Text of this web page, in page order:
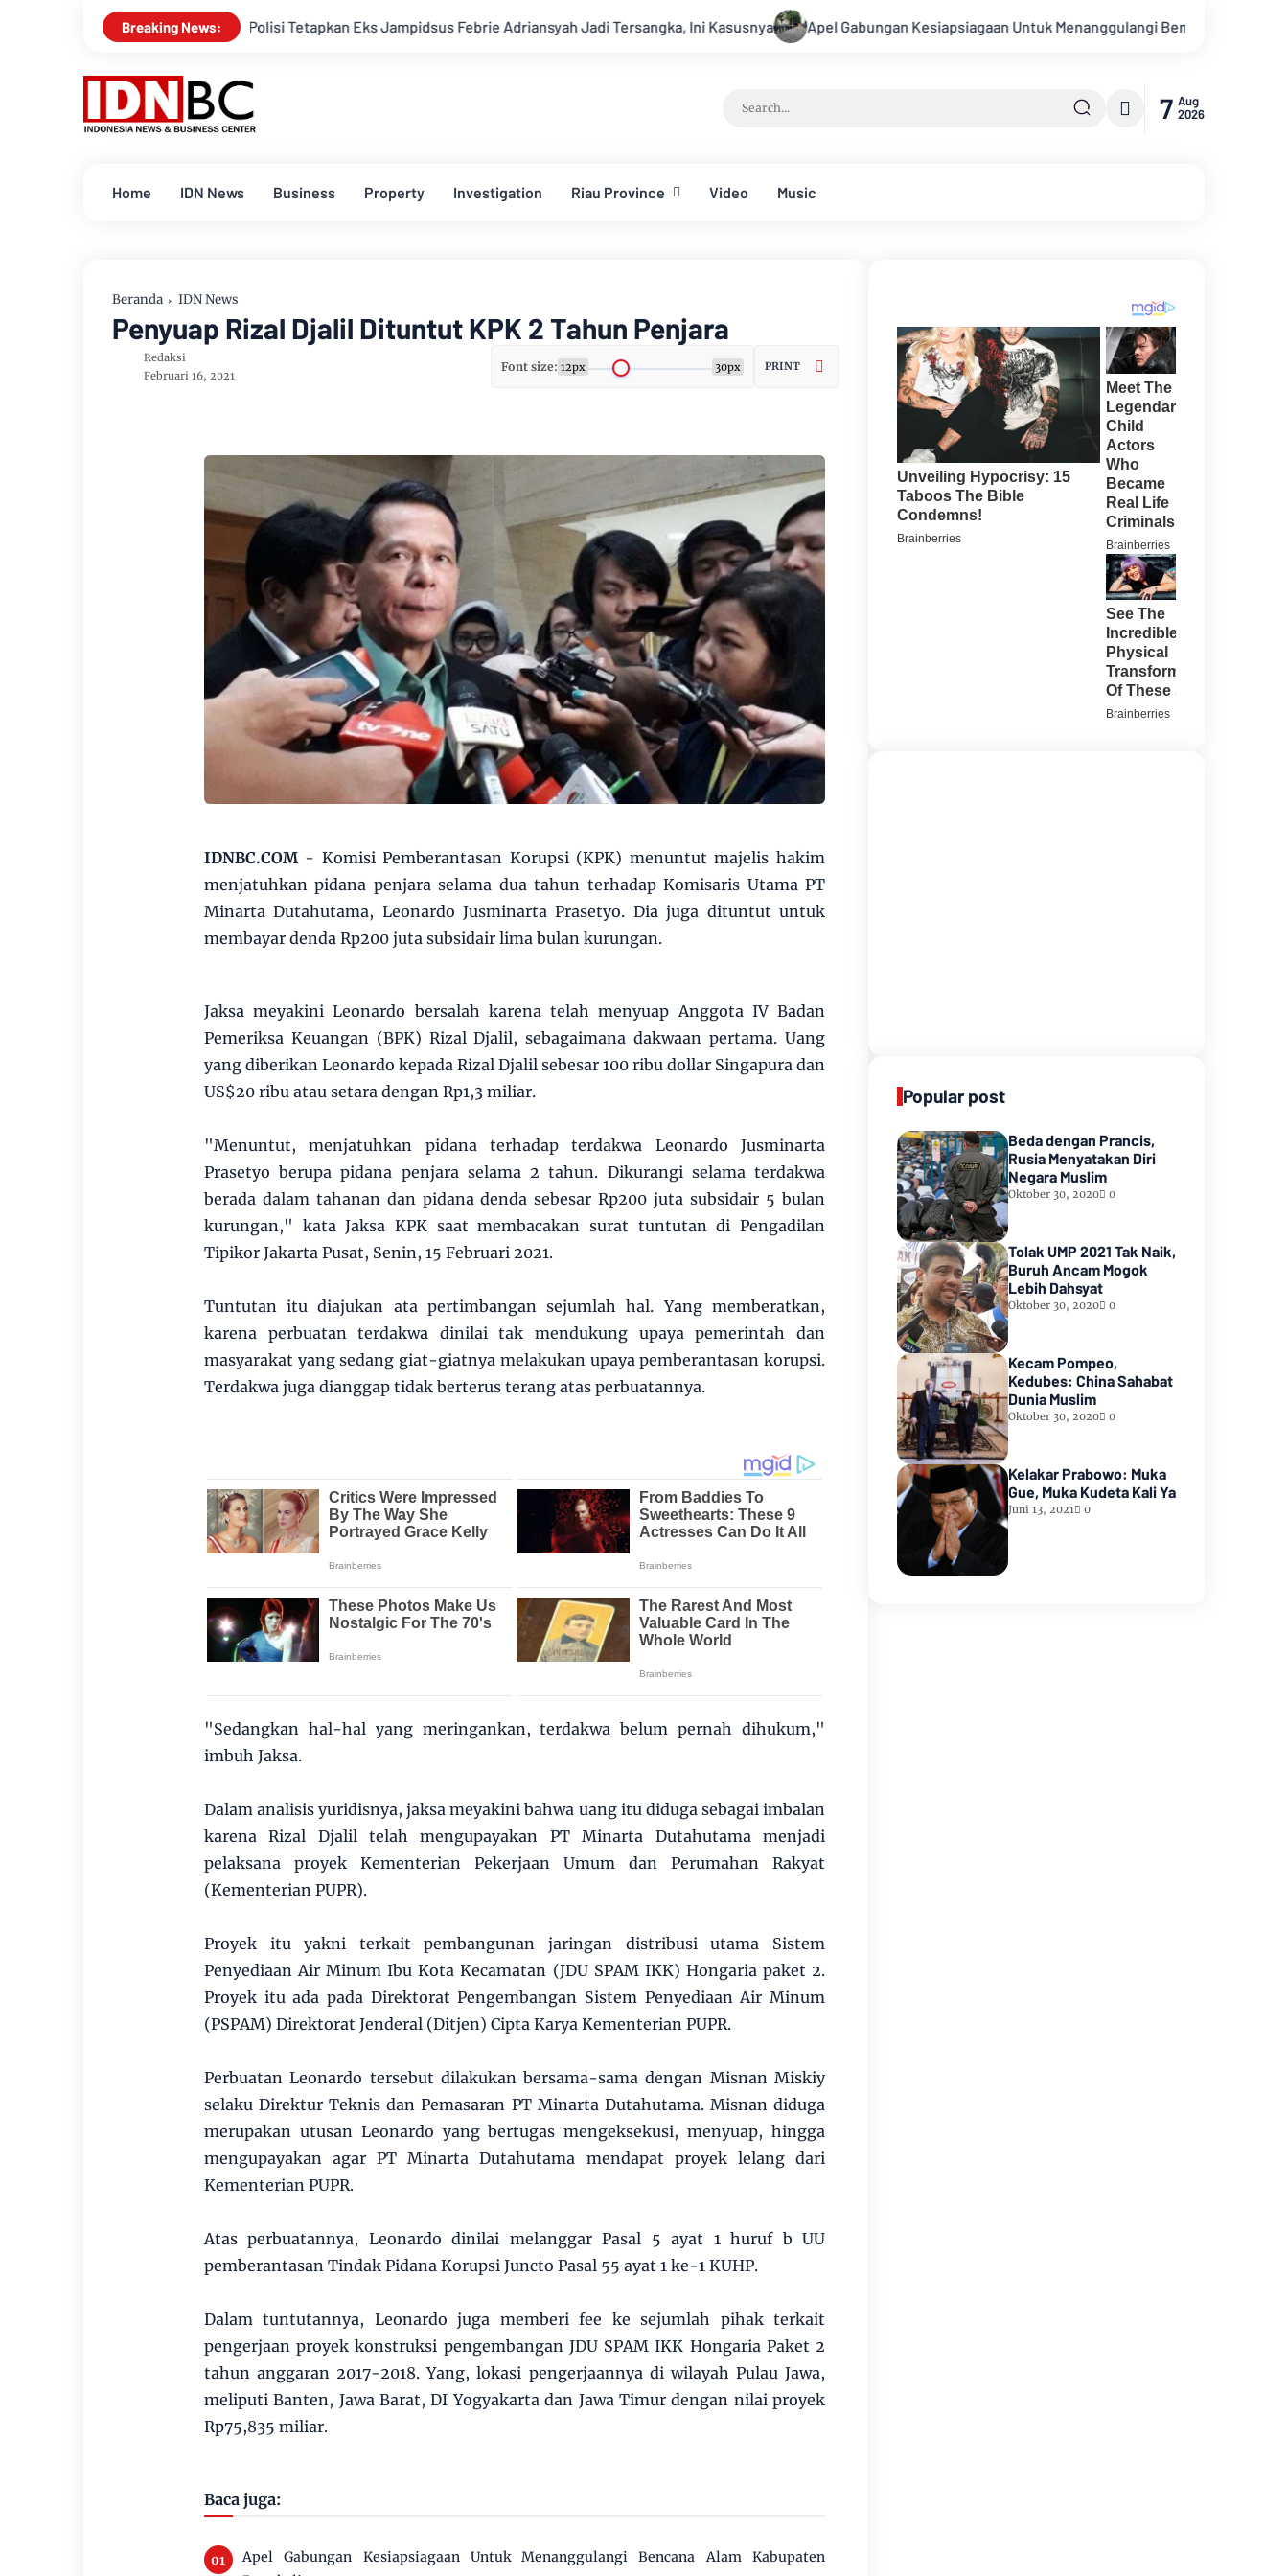
Breaking News:
Polisi Tetapkan Eks Jampidsus Febrie Adriansyah Jadi Tersangka, Ini Kasusnya Apel Gabungan Kesiapsiagaan Untuk Menanggulangi Bencana Alam Kabupaten Bengkalis
7 Aug
2026
Home IDN News Business Property Investigation Riau Province Video Music
Beranda IDN News
Penyuap Rizal Djalil Dituntut KPK 2 Tahun Penjara
Redaksi
Februari 16, 2021
Font size: 12px 30px PRINT
IDNBC.COM- Komisi Pemberantasan Korupsi (KPK) menuntut majelis hakim
menjatuhkan pidana penjara selama dua tahun terhadap Komisaris Utama PT
Minarta Dutahutama, Leonardo Jusminarta Prasetyo. Dia juga dituntut untuk
membayar denda Rp200 juta subsidair lima bulan kurungan.
Jaksa meyakini Leonardo bersalah karena telah menyuap Anggota IV Badan
Pemeriksa Keuangan (BPK) Rizal Djalil, sebagaimana dakwaan pertama. Uang
yang diberikan Leonardo kepada Rizal Djalil sebesar 100 ribu dollar Singapura dan
US$20 ribu atau setara dengan Rp1,3 miliar.
"Menuntut, menjatuhkan pidana terhadap terdakwa Leonardo Jusminarta
Prasetyo berupa pidana penjara selama 2 tahun. Dikurangi selama terdakwa
berada dalam tahanan dan pidana denda sebesar Rp200 juta subsidair 5 bulan
kurungan," kata Jaksa KPK saat membacakan surat tuntutan di Pengadilan
Tipikor Jakarta Pusat, Senin, 15 Februari 2021.
Tuntutan itu diajukan ata pertimbangan sejumlah hal. Yang memberatkan,
karena perbuatan terdakwa dinilai tak mendukung upaya pemerintah dan
masyarakat yang sedang giat-giatnya melakukan upaya pemberantasan korupsi.
Terdakwa juga dianggap tidak berterus terang atas perbuatannya.
"Sedangkan hal-hal yang meringankan, terdakwa belum pernah dihukum,"
imbuh Jaksa.
Dalam analisis yuridisnya, jaksa meyakini bahwa uang itu diduga sebagai imbalan
karena Rizal Djalil telah mengupayakan PT Minarta Dutahutama menjadi
pelaksana proyek Kementerian Pekerjaan Umum dan Perumahan Rakyat
(Kementerian PUPR).
Proyek itu yakni terkait pembangunan jaringan distribusi utama Sistem
Penyediaan Air Minum Ibu Kota Kecamatan (JDU SPAM IKK) Hongaria paket 2.
Proyek itu ada pada Direktorat Pengembangan Sistem Penyediaan Air Minum
(PSPAM) Direktorat Jenderal (Ditjen) Cipta Karya Kementerian PUPR.
Perbuatan Leonardo tersebut dilakukan bersama-sama dengan Misnan Miskiy
selaku Direktur Teknis dan Pemasaran PT Minarta Dutahutama. Misnan diduga
merupakan utusan Leonardo yang bertugas mengeksekusi, menyuap, hingga
mengupayakan agar PT Minarta Dutahutama mendapat proyek lelang dari
Kementerian PUPR.
Atas perbuatannya, Leonardo dinilai melanggar Pasal 5 ayat 1 huruf b UU
pemberantasan Tindak Pidana Korupsi Juncto Pasal 55 ayat 1 ke-1 KUHP.
Dalam tuntutannya, Leonardo juga memberi fee ke sejumlah pihak terkait
pengerjaan proyek konstruksi pengembangan JDU SPAM IKK Hongaria Paket 2
tahun anggaran 2017-2018. Yang, lokasi pengerjaannya di wilayah Pulau Jawa,
meliputi Banten, Jawa Barat, DI Yogyakarta dan Jawa Timur dengan nilai proyek
Rp75,835 miliar.
Baca juga:
Apel Gabungan Kesiapsiagaan Untuk Menanggulangi Bencana Alam Kabupaten
Popular post
Beda dengan Prancis,
Rusia Menyatakan Diri
Negara Muslim
Oktober 30, 2020 0
Tolak UMP 2021 Tak Naik,
Buruh Ancam Mogok
Lebih Dahsyat
Oktober 30, 2020 0
Kecam Pompeo,
Kedubes: China Sahabat
Dunia Muslim
Oktober 30, 2020 0
Kelakar Prabowo: Muka
Gue, Muka Kudeta Kali Ya
Juni 13, 2021 0